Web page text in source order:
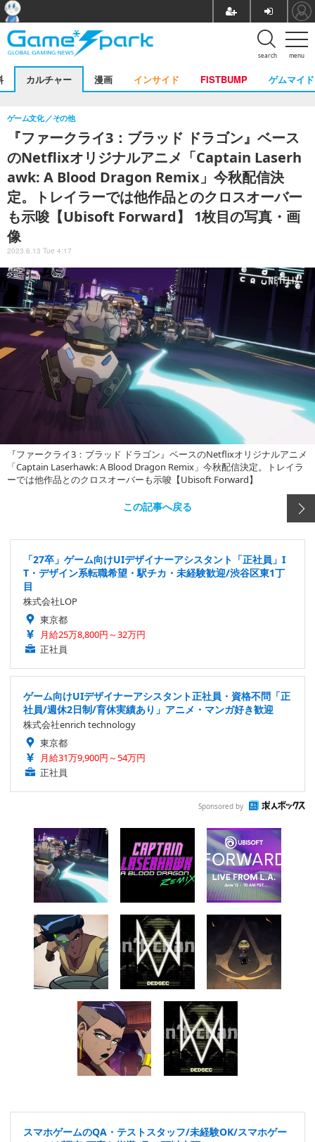
menu
search
カルチャー 漫画 インサイド FISTBUMP ゲムマイド
『ファークライ3：ブラッド ドラゴン』ベース
のNetflixオリジナルアニメ「Captain Laserh
awk: A Blood Dragon Remix」今秋配信決
定。トレイラーでは他作品とのクロスオーバー
も示唆【Ubisoft Forward】 1枚目の写真・画
像
ゲーム文化 その他
2023.6.13 Tue 4:17
『ファークライ3：ブラッド ドラゴン』ベースのNetflixオリジナルアニメ
「Captain Laserhawk: A Blood Dragon Remix」今秋配信決定。トレイラ
ーでは他作品とのクロスオーバーも示唆【Ubisoft Forward】
この記事へ戻る
「27卒」ゲーム向けUIデザイナーアシスタント「正社員」I
T・デザイン系転職希望・駅チカ・未経験歓迎/渋谷区東1丁
目
株式会社LOP
東京都
月給25万8,800円～32万円
正社員
ゲーム向けUIデザイナーアシスタント正社員・資格不問「正
社員/週休2日制/育休実績あり」アニメ・マンガ好き歓迎
株式会社enrich technology
東京都
月給31万9,900円～54万円
正社員
Sponsored by
スマホゲームのQA・テストスタッフ/未経験OK/スマホゲー